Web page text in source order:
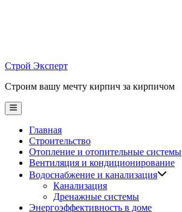
Строй Эксперт
Строим вашу мечту кирпич за кирпичом
Main
Menu
Главная
Строительство
Отопление и отопительные системы
Вентиляция и кондиционирование
Водоснабжение и канализация
Канализация
Дренажные системы
Энергоэффективность в доме